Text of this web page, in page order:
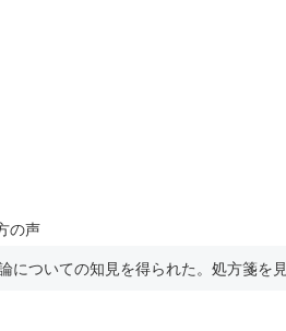
の声
についての知見を得られた。処方箋を